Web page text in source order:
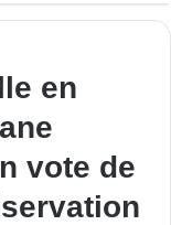
en
vote de